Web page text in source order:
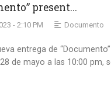
present...
- 2:10 PM Documento
entrega de
de mayo a las 10:00 pm,